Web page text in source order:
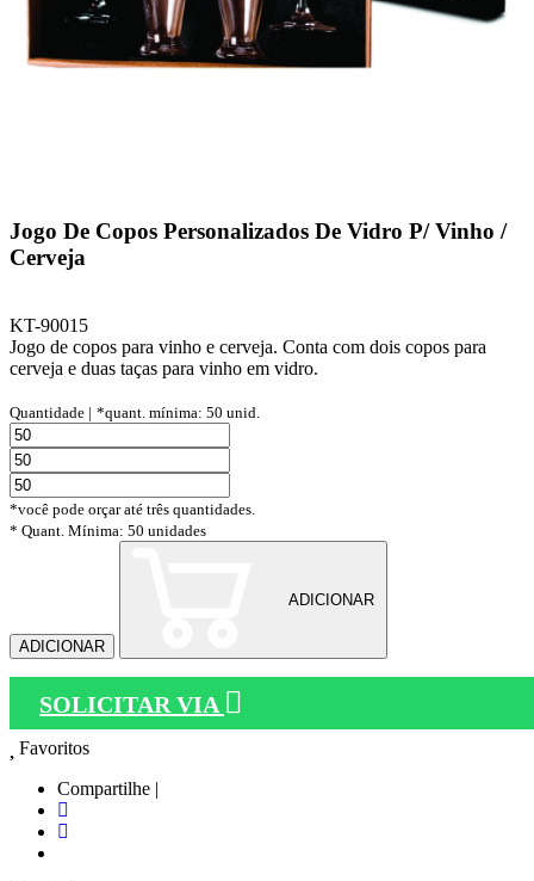
Jogo De Copos Personalizados De Vidro P/ Vinho /
Cerveja
KT-90015
Jogo de copos para vinho e cerveja. Conta com dois copos para
cerveja e duas taças para vinho em vidro.
Quantidade | *quant. mínima: 50 unid.
*você pode orçar até três quantidades.
* Quant. Mínima: 50 unidades
ADICIONAR
ADICIONAR
SOLICITAR VIA
Favoritos
Compartilhe |